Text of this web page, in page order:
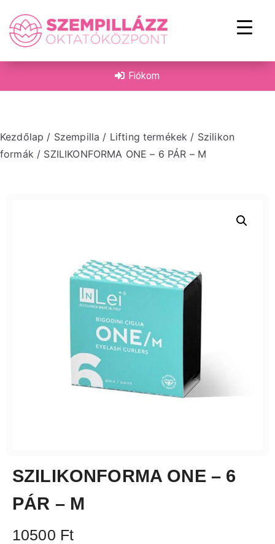
Fiókom
Kezdőlap / Szempilla / Lifting termékek / Szilikon
formák / SZILIKONFORMA ONE – 6 PÁR – M
SZILIKONFORMA ONE – 6
PÁR – M
10500 Ft